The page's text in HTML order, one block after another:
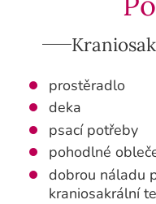
prostěradlo
deka
psací potřeby
pohodlné
dobrou náladu
kraniosakrální